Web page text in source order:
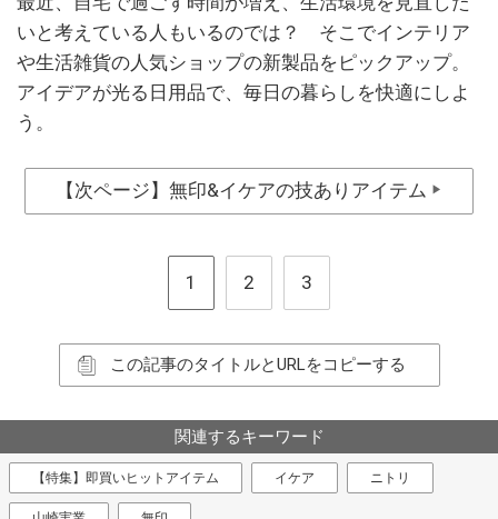
いと考えている人もいるのでは？ そこでインテリア
や生活雑貨の人気ショップの新製品をピックアップ。
アイデアが光る日用品で、毎日の暮らしを快適にしよ
う。
【次ページ】無印&イケアの技ありアイテム ▶
1 2 3
この記事のタイトルとURLをコピーする
関連するキーワード
【特集】即買いヒットアイテム イケア ニトリ